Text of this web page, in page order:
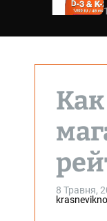
8 Травня,
krasnevikno